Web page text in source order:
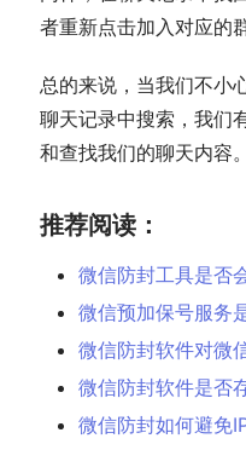
者重新点击加入对应的
总的来说，当我们不小
聊天记录中搜索，我们
和查找我们的聊天内容。
推荐阅读：
微信防封工具是否
微信预加保号服务
微信防封软件对微
微信防封软件是否
微信防封如何避免